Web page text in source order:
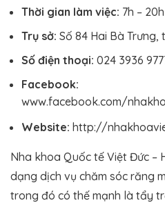
Thời gian làm việc: 7h –
Trụ sở: Số 84 Hai Bà Trưng,
Số điện thoại: 024 3936
Facebook:
www.facebook.com/
Website: http://
Nha khoa Quốc tế Việt Đức –
dạng dịch vụ chăm sóc răng
trong đó có thế mạnh là tẩy